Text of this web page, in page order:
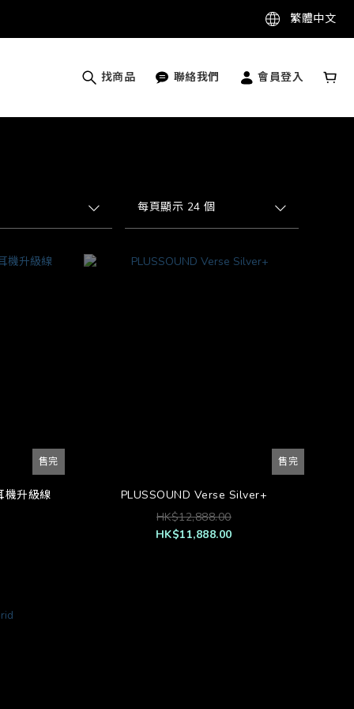
繁體中文
找商品 聯絡我們 會員登入
每頁顯示 24 個
售完
機升級線
售完
PLUSSOUND Verse Silver+
HK$12,888.00
HK$11,888.00